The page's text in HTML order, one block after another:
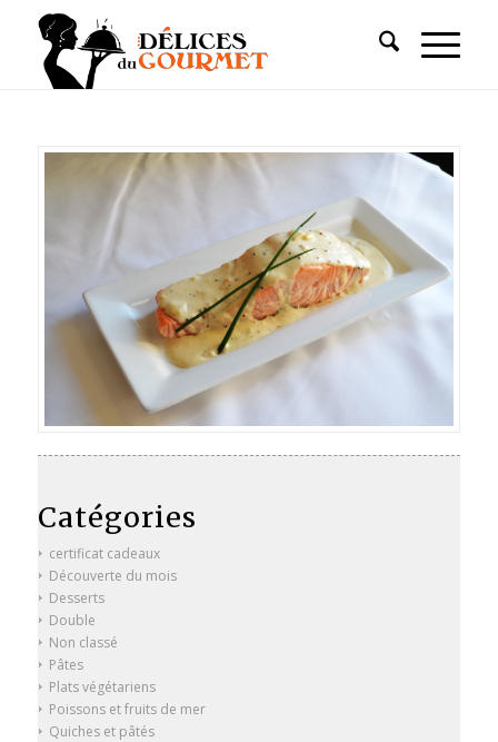
Catégories
certificat cadeaux
Découverte du mois
Desserts
Double
Non classé
Pâtes
Plats végétariens
Poissons et fruits de mer
Quiches et pâtés